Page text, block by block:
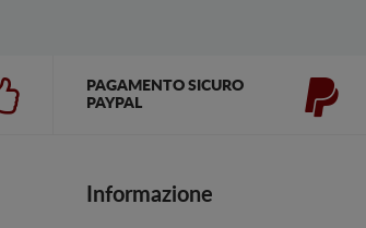
PAGAMENTO SICURO
PAYPAL
Informazione